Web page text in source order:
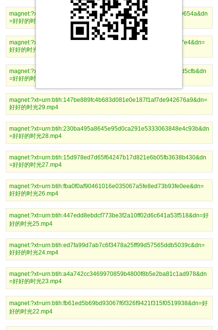
magnet:?xt=urn:btih:adeb061a4c86276f390a43d713134d8172d0654a&dn
=好好的时光32.mp4
magnet:?xt=urn:btih:5ef9f5dd7924624f65bfe6753742511cb55e27e4&dn=
好好的时光31.mp4
magnet:?xt=urn:btih:acda5720ed02479b89bac2a1acd78023283d5cfb&dn
=好好的时光30.mp4
magnet:?xt=urn:btih:147be889fc4b683d081e0e187f1af7de942676a9&dn=
好好的时光29.mp4
magnet:?xt=urn:btih:230ba495a8645e95d0ca291e5333063848e4c93b&dn
=好好的时光28.mp4
magnet:?xt=urn:btih:15d978ed7d65f64247b17d821e6b05fb3638b430&dn
=好好的时光27.mp4
magnet:?xt=urn:btih:fba0f0af90461016e035067a5fe8ed73b93fe0ee&dn=
好好的时光26.mp4
magnet:?xt=urn:btih:447edd8ebdcf773be3f2a10ff02d6c641a53f518&dn=好
好的时光25.mp4
magnet:?xt=urn:btih:ed7fa99d7ab7c6f3478a25ff99d57565ddb5039c&dn=
好好的时光24.mp4
magnet:?xt=urn:btih:a4a742cc3469970859b4800f8b5e2ba81c1ad978&dn
=好好的时光23.mp4
magnet:?xt=urn:btih:fb61ed5b69bd93067f6f326f9421f315f0519938&dn=好
好的时光22.mp4